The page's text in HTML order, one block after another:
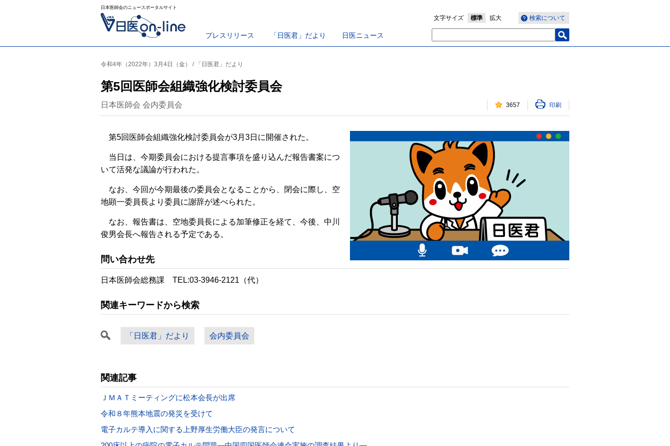
日本医師会のニュースポータルサイト
プレスリリース 「日医君」だより 日医ニュース
検索について
文字サイズ 標準 拡大
令和4年（2022年）3月4日（金） / 「日医君」だより
第5回医師会組織強化検討委員会
日本医師会 会内委員会 3657 印刷
第5回医師会組織強化検討委員会が3月3日に開催された。
当日は、今期委員会における提言事項を盛り込んだ報告書案につ
いて活発な議論が行われた。
なお、今回が今期最後の委員会となることから、閉会に際し、空
地顕一委員長より委員に謝辞が述べられた。
なお、報告書は、空地委員長による加筆修正を経て、今後、中川
俊男会長へ報告される予定である。
問い合わせ先
日本医師会総務課 TEL:03-3946-2121（代）
関連キーワードから検索
「日医君」だより 会内委員会
関連記事
ＪＭＡＴミーティングに松本会長が出席
令和８年熊本地震の発災を受けて
電子カルテ導入に関する上野厚生労働大臣の発言について